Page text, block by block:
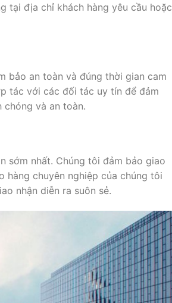
tại địa chỉ khách hàng yêu cầu hoặc
bảo an toàn và đúng thời gian cam
tác với các đối tác uy tín để đảm
chóng và an toàn.
sớm nhất. Chúng tôi đảm bảo giao
hàng chuyên nghiệp của chúng tôi
nhận diễn ra suôn sẻ.